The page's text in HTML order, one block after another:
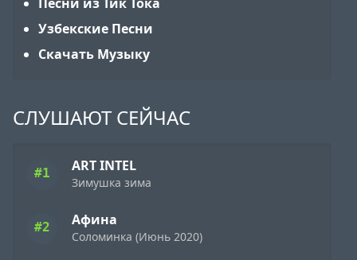
Узбекские Песни
Скачать Музыку
СЛУШАЮТ СЕЙЧАС
#1 ART INTEL
Зимушка зима
#2 Афина
Соломинка (Июнь 2020)